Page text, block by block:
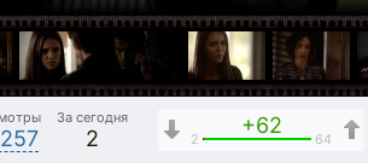
За сегодня
2
+62
2 64